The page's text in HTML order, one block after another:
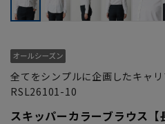
全てをシンプルに企画したキャ
RSL26101-10
スキッパーカラーブラウス【